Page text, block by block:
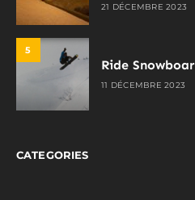
21 DÉCEMBRE 2023
5
Ride
11 DÉCEMBRE 2023
CATEGORIES